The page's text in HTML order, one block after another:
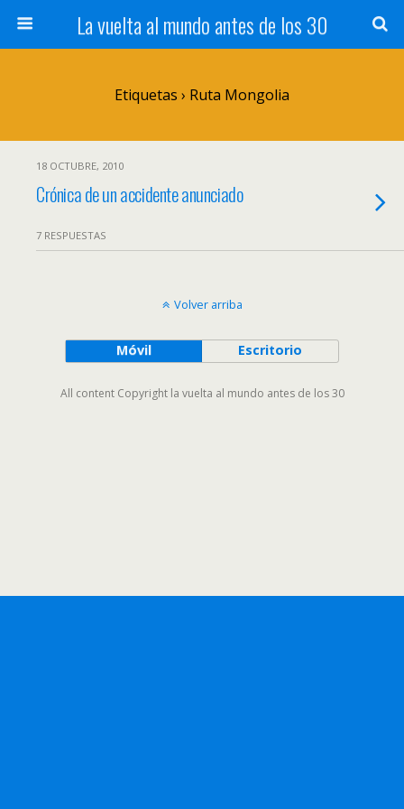
La vuelta al mundo antes de los 30
Etiquetas › Ruta Mongolia
18 OCTUBRE, 2010
Crónica de un accidente anunciado
7 RESPUESTAS
Volver arriba
Móvil Escritorio
All content Copyright la vuelta al mundo antes de los 30